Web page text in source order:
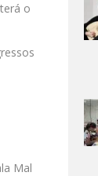
terá o
Mal